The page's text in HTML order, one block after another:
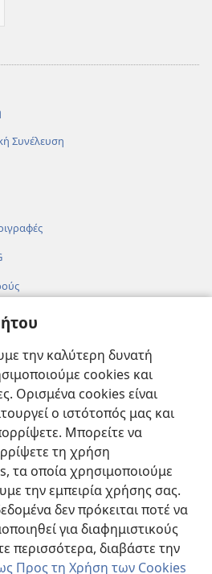
την καλύτερη δυνατή
cookies και
Ορισμένα cookies είναι
ο ιστότοπός μας και
Μπορείτε να
τη χρήση
τα οποία χρησιμοποιούμε
την εμπειρία χρήσης σας.
δεν πρόκειται ποτέ να
για διαφημιστικούς
περισσότερα, διαβάστε την
Προς τη Χρήση των Cookies
Συνέλευση
Φορείς και ΜΜΕ
της Σκοπιάς™